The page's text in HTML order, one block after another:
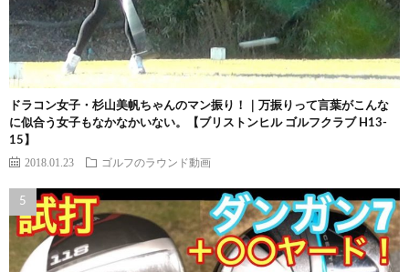
ドラコン女子・杉山美帆ちゃんのマン振り！｜万振りって言葉がこんな
に似合う女子もなかなかいない。【ブリストンヒル ゴルフクラブ H13-
15】
2018.01.23 ゴルフのラウンド動画